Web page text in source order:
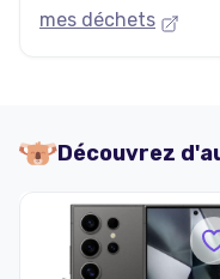
mes déchets
Découvrez